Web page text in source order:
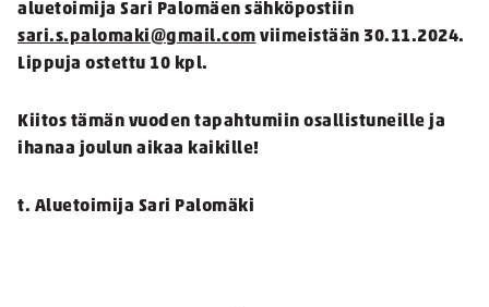
aluetoimija Sari Palomäen sähköpostiin
sari.s.palomaki@gmail.com viimeistään 30.11.2024.
Lippuja ostettu 10 kpl.
Kiitos tämän vuoden tapahtumiin osallistuneille ja
ihanaa joulun aikaa kaikille!
t. Aluetoimija Sari Palomäki